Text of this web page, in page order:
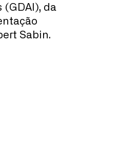
(GDAI), da
Sabin.